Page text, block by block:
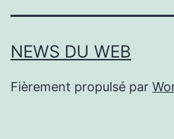
NEWS DU WEB
Fièrement propulsé par